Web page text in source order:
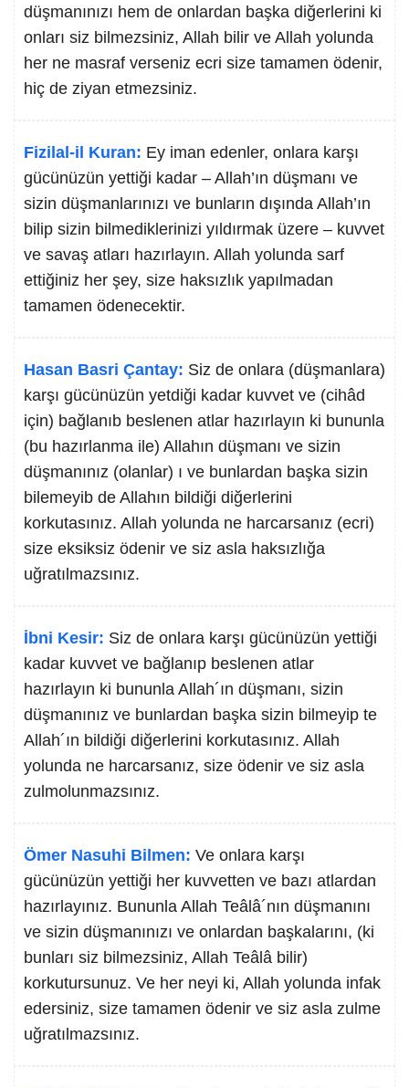
düşmanınızı hem de onlardan başka diğerlerini ki
onları siz bilmezsiniz, Allah bilir ve Allah yolunda
her ne masraf verseniz ecri size tamamen ödenir,
hiç de ziyan etmezsiniz.
Fizilal-il Kuran: Ey iman edenler, onlara karşı
gücünüzün yettiği kadar – Allah’ın düşmanı ve
sizin düşmanlarınızı ve bunların dışında Allah’ın
bilip sizin bilmediklerinizi yıldırmak üzere – kuvvet
ve savaş atları hazırlayın. Allah yolunda sarf
ettiğiniz her şey, size haksızlık yapılmadan
tamamen ödenecektir.
Hasan Basri Çantay: Siz de onlara (düşmanlara)
karşı gücünüzün yetdiği kadar kuvvet ve (cihâd
için) bağlanıb beslenen atlar hazırlayın ki bununla
(bu hazırlanma ile) Allahın düşmanı ve sizin
düşmanınız (olanlar) ı ve bunlardan başka sizin
bilemeyib de Allahın bildiği diğerlerini
korkutasınız. Allah yolunda ne harcarsanız (ecri)
size eksiksiz ödenir ve siz asla haksızlığa
uğratılmazsınız.
İbni Kesir: Siz de onlara karşı gücünüzün yettiği
kadar kuvvet ve bağlanıp beslenen atlar
hazırlayın ki bununla Allah´ın düşmanı, sizin
düşmanınız ve bunlardan başka sizin bilmeyip te
Allah´ın bildiği diğerlerini korkutasınız. Allah
yolunda ne harcarsanız, size ödenir ve siz asla
zulmolunmazsınız.
Ömer Nasuhi Bilmen: Ve onlara karşı
gücünüzün yettiği her kuvvetten ve bazı atlardan
hazırlayınız. Bununla Allah Teâlâ´nın düşmanını
ve sizin düşmanınızı ve onlardan başkalarını, (ki
bunları siz bilmezsiniz, Allah Teâlâ bilir)
korkutursunuz. Ve her neyi ki, Allah yolunda infak
edersiniz, size tamamen ödenir ve siz asla zulme
uğratılmazsınız.